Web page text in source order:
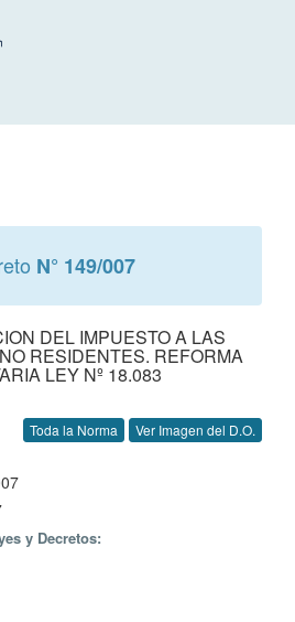
N° 149/007
DEL IMPUESTO A LAS
RESIDENTES. REFORMA
LEY Nº 18.083
Toda la Norma Ver Imagen del D.O.
y Decretos: